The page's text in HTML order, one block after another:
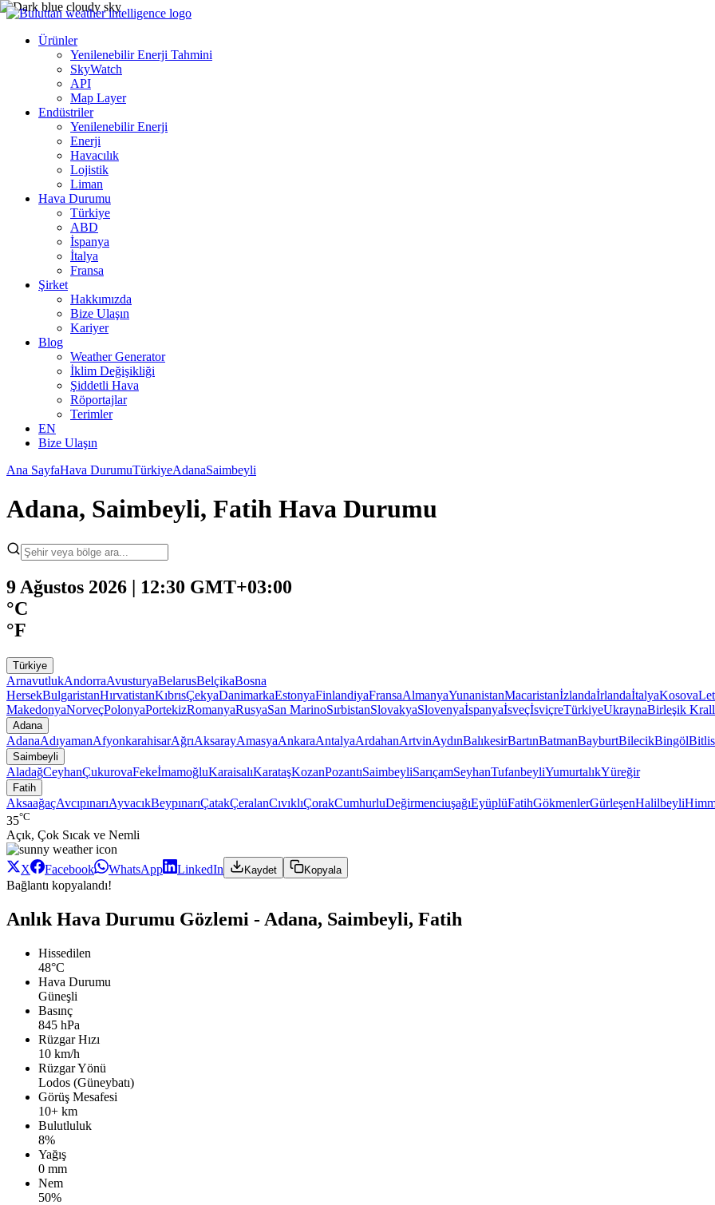
Ürünler
Yenilenebilir Enerji Tahmini
SkyWatch
API
Map Layer
Endüstriler
Yenilenebilir Enerji
Enerji
Havacılık
Lojistik
Liman
Hava Durumu
Türkiye
ABD
İspanya
İtalya
Fransa
Şirket
Hakkımızda
Bize Ulaşın
Kariyer
Blog
Weather Generator
İklim Değişikliği
Şiddetli Hava
Röportajlar
Terimler
EN
Bize Ulaşın
Ana SayfaHava DurumuTürkiyeAdanaSaimbeyli
Adana, Saimbeyli, Fatih Hava Durumu
9 Ağustos 2026 | 12:30 GMT+03:00
°C
°F
Türkiye
ArnavutlukAndorraAvusturyaBelarusBelçikaBosna
HersekBulgaristanHırvatistanKıbrısÇekyaDanimarkaEstonyaFinlandiyaFransaAlmanyaYunanistanMacaristanİzlandaİrlandaİtalyaKosova
MakedonyaNorveçPolonyaPortekizRomanyaRusyaSan MarinoSırbistanSlovakyaSlovenyaİspanyaİsveçİsviçreTürkiyeUkraynaBirleşik
Adana
AdanaAdıyamanAfyonkarahisarAğrıAksarayAmasyaAnkaraAntalyaArdahanArtvinAydınBalıkesirBartınBatmanBayburtBilecikBingölBitlis
Saimbeyli
AladağCeyhanÇukurovaFekeİmamoğluKaraisalıKarataşKozanPozantıSaimbeyliSarıçamSeyhanTufanbeyliYumurtalıkYüreğir
Fatih
AksaağaçAvcıpınarıAyvacıkBeypınarıÇatakÇeralanCıvıklıÇorakCumhurluDeğirmenciuşağıEyüplüFatihGökmenlerGürleşenHalilbeyli
35°C
Açık, Çok Sıcak ve Nemli
X Facebook WhatsApp LinkedIn Kaydet Kopyala
Bağlantı kopyalandı!
Anlık Hava Durumu Gözlemi - Adana, Saimbeyli, Fatih
Hissedilen
48°C
Hava Durumu
Güneşli
Basınç
845 hPa
Rüzgar Hızı
10 km/h
Rüzgar Yönü
Lodos (Güneybatı)
Görüş Mesafesi
10+ km
Bulutluluk
8%
Yağış
0 mm
Nem
50%